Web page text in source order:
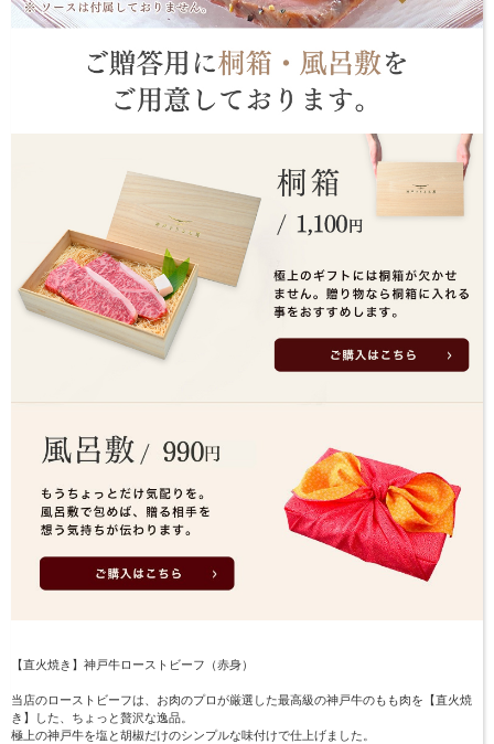
【直火焼き】神戸牛ローストビーフ（赤身）
当店のローストビーフは、お肉のプロが厳選した最高級の神戸牛のもも肉を【直火焼
き】した、ちょっと贅沢な逸品。
極上の神戸牛を塩と胡椒だけのシンプルな味付けで仕上げました。